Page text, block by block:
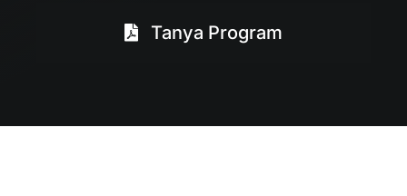
Tanya Program